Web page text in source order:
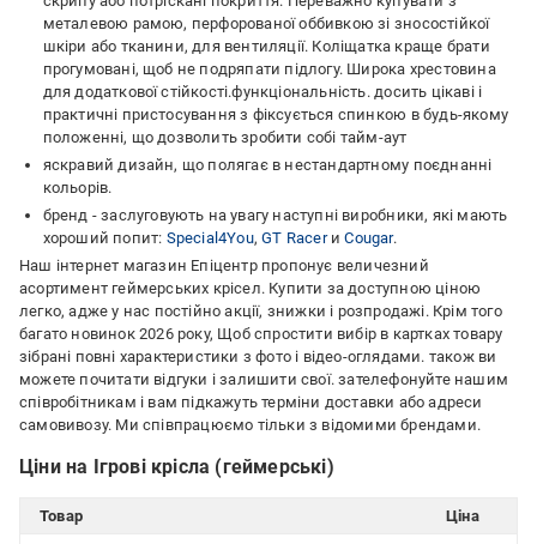
металевою рамою, перфорованої оббивкою зі зносостійкої
шкіри або тканини, для вентиляції. Коліщатка краще брати
прогумовані, щоб не подряпати підлогу. Широка хрестовина
для додаткової стійкості.функціональність. досить цікаві і
практичні пристосування з фіксується спинкою в будь-якому
положенні, що дозволить зробити собі тайм-аут
яскравий дизайн, що полягає в нестандартному поєднанні
кольорів.
бренд - заслуговують на увагу наступні виробники, які мають
хороший попит: Special4You,GT RacerиCougar.
Наш інтернет магазин Епіцентр пропонує величезний
асортимент геймерських крісел. Купити за доступною ціною
легко, адже у нас постійно акції, знижки і розпродажі. Крім того
багато новинок 2026 року, Щоб спростити вибір в картках товару
зібрані повні характеристики з фото і відео-оглядами. також ви
можете почитати відгуки і залишити свої. зателефонуйте нашим
співробітникам і вам підкажуть терміни доставки або адреси
самовивозу. Ми співпрацюємо тільки з відомими брендами.
Ціни на Ігрові крісла (геймерські)
Товар
Ціна